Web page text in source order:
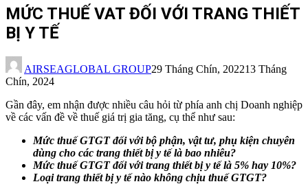
MỨC THUẾ VAT ĐỐI VỚI TRANG THIẾT
BỊ Y TẾ
AIRSEAGLOBAL GROUP29 Tháng Chín, 202213 Tháng
Chín, 2024
Gần đây, em nhận được nhiều câu hỏi từ phía anh chị Doanh nghiệp
về các vấn đề về thuế giá trị gia tăng, cụ thể như sau:
Mức thuế GTGT đối với bộ phận, vật tư, phụ kiện chuyên
dùng cho các trang thiết bị y tế là bao nhiêu?
Mức thuế GTGT đối với trang thiết bị y tế là 5% hay 10%?
Loại trang thiết bị y tế nào không chịu thuế GTGT?